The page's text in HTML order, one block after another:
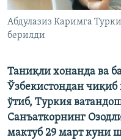
Абдулазиз Каримга
берилди
Таниқли хонанда ва
Ўзбекистондан чиқиб
ўтиб, Туркия
Санъаткорнинг
мактуб 29 март куни